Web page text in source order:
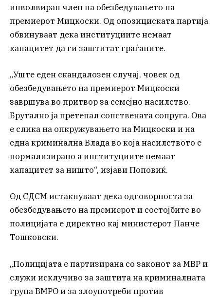
инволвиран член на обезбедувањето на
премиерот Мицкоски. Од опозициската партија
обвинуваат дека институциите немаат
капацитет да ги заштитат граѓаните.
„Уште еден скандалозен случај, човек од
обезбедувањето на премиерот Мицкоски
завршува во притвор за семејно насилство.
Брутално ја претепал сопствената сопруга. Ова
е слика на опкружувањето на Мицкоски и на
една криминална Влада во која насилството е
нормализирано а институциите немаат
капацитет за ништо“, изјави Поповиќ.
Од СДСМ истакнуваат дека одговорноста за
обезбедувањето на премиерот и состојбите во
полицијата е директно кај министерот Панче
Тошковски.
„Полицијата е партизирана со законот за МВР и
служи исклучиво за заштита на криминалната
група ВМРО и за злоупотреби против